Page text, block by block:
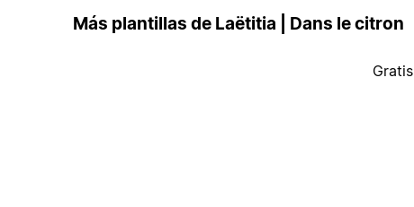
Más plantillas de Laëtitia | Dans le citron
Gratis